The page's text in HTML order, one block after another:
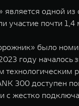
одной
участие почти 1,4
было
году
300 доступен
и c жестко